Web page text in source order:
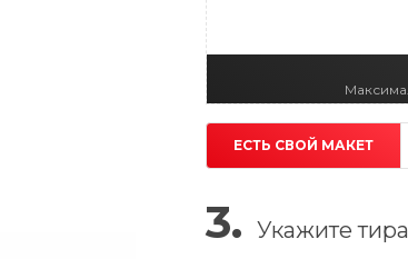
ЕСТЬ СВОЙ МАКЕТ
3. Укажите